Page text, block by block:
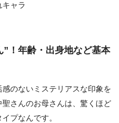
キャラ
”！年齢・出身地など基本
のないミステリアスな印象を
さんのお母さんは、驚くほど
プなんです。